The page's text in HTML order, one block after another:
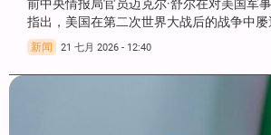
前中央情报局官员迈克尔·舒尔在对美国军
指出，美国在第二次世界大战后的战争中屡
新闻 21 七月 2026 - 12:40